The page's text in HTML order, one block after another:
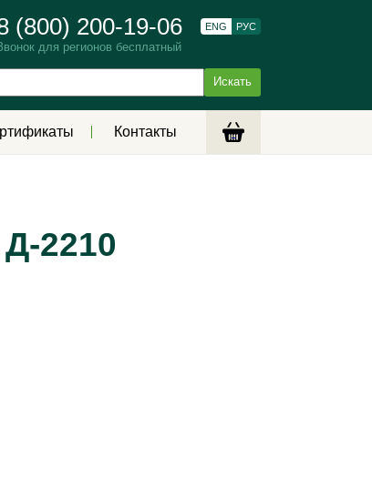
(800) 200-19-06
для регионов бесплатный
ENG РУС
Контакты
2210